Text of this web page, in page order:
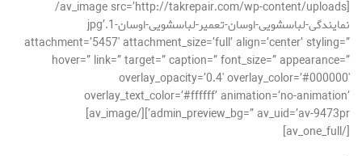
[av_image src=’http://takrepair.com/wp-content/uploads/
نمایندگی-لباسشویی-اوسان-تعمیر-لباسشویی-اوسان-1.jpg’
attachment=’5457′ attachment_size=’full’ align=’center’ styling=”
hover=” link=” target=” caption=” font_size=” appearance=”
overlay_opacity=’0.4′ overlay_color=’#000000′
overlay_text_color=’#ffffff’ animation=’no-animation’
admin_preview_bg=” av_uid=’av-9473pr’][/av_image]
[/av_one_full]